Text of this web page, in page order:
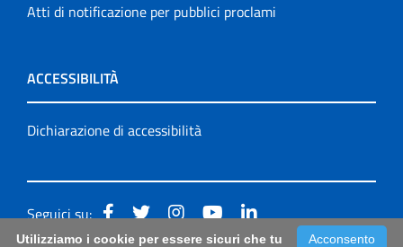
Atti di notificazione per pubblici proclami
ACCESSIBILITÀ
Dichiarazione di accessibilità
Seguici su:
Acconsento
Utilizziamo i cookie per essere sicuri che tu